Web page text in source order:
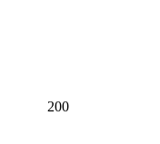
200